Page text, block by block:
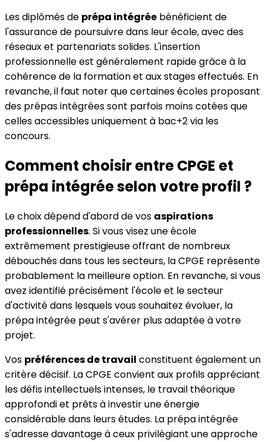
Les diplômés de prépa intégrée bénéficient de
l'assurance de poursuivre dans leur école, avec des
réseaux et partenariats solides. L'insertion
professionnelle est généralement rapide grâce à la
cohérence de la formation et aux stages effectués. En
revanche, il faut noter que certaines écoles proposant
des prépas intégrées sont parfois moins cotées que
celles accessibles uniquement à bac+2 via les
concours.
Comment choisir entre CPGE et
prépa intégrée selon votre profil ?
Le choix dépend d'abord de vos aspirations
professionnelles. Si vous visez une école
extrêmement prestigieuse offrant de nombreux
débouchés dans tous les secteurs, la CPGE représente
probablement la meilleure option. En revanche, si vous
avez identifié précisément l'école et le secteur
d'activité dans lesquels vous souhaitez évoluer, la
prépa intégrée peut s'avérer plus adaptée à votre
projet.
Vos préférences de travail constituent également un
critère décisif. La CPGE convient aux profils appréciant
les défis intellectuels intenses, le travail théorique
approfondi et prêts à investir une énergie
considérable dans leurs études. La prépa intégrée
s'adresse davantage à ceux privilégiant une approche